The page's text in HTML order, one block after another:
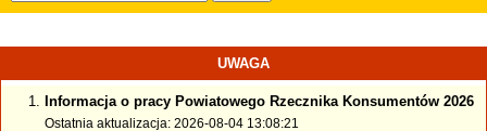
UWAGA
Informacja o pracy Powiatowego Rzecznika Konsumentów 2026
Ostatnia aktualizacja: 2026-08-04 13:08:21